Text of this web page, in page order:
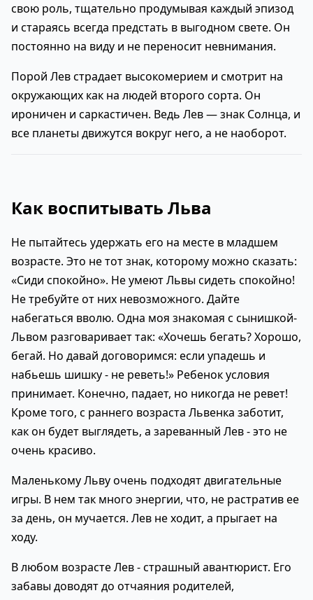
свою роль, тщательно продумывая каждый эпизод
и стараясь всегда предстать в выгодном свете. Он
постоянно на виду и не переносит невнимания.
Порой Лев страдает высокомерием и смотрит на
окружающих как на людей второго сорта. Он
ироничен и саркастичен. Ведь Лев — знак Солнца, и
все планеты движутся вокруг него, а не наоборот.
Как воспитывать Льва
Не пытайтесь удержать его на месте в младшем
возрасте. Это не тот знак, которому можно сказать:
«Сиди спокойно». Не умеют Львы сидеть спокойно!
Не требуйте от них невозможного. Дайте
набегаться вволю. Одна моя знакомая с сынишкой-
Львом разговаривает так: «Хочешь бегать? Хорошо,
бегай. Но давай договоримся: если упадешь и
набьешь шишку - не реветь!» Ребенок условия
принимает. Конечно, падает, но никогда не ревет!
Кроме того, с раннего возраста Львенка заботит,
как он будет выглядеть, а зареванный Лев - это не
очень красиво.
Маленькому Льву очень подходят двигательные
игры. В нем так много энергии, что, не растратив ее
за день, он мучается. Лев не ходит, а прыгает на
ходу.
В любом возрасте Лев - страшный авантюрист. Его
забавы доводят до отчаяния родителей,